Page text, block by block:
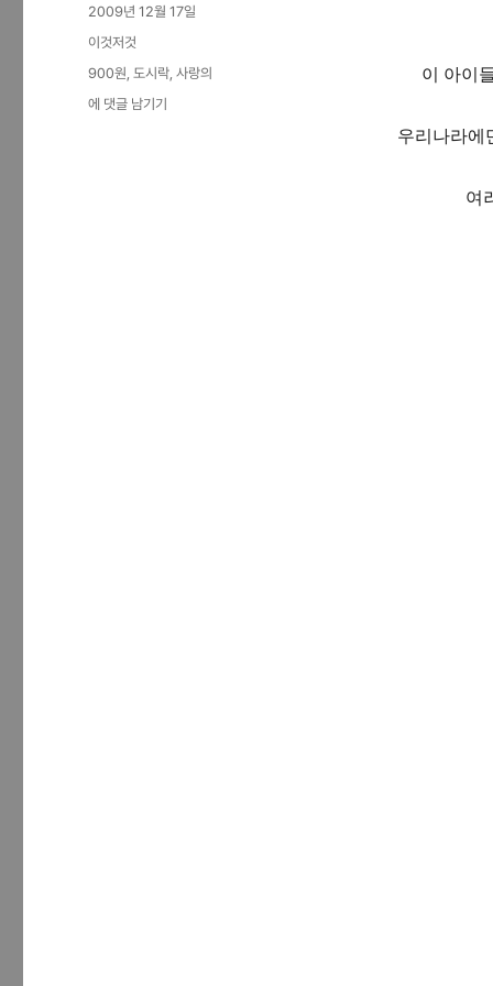
이 아이
우리나라에
여
작
성
자
2009년 12월 17일
카
테
리
이것저것
태
그
900원,도시락,사랑의
사
에 댓글 남기기